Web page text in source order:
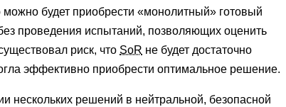
будет приобрести «монолитный» готовый
проведения испытаний, позволяющих оценить
риск, что SoR не будет достаточно
эффективно приобрести оптимальное решение.
нескольких решений в нейтральной, безопасной